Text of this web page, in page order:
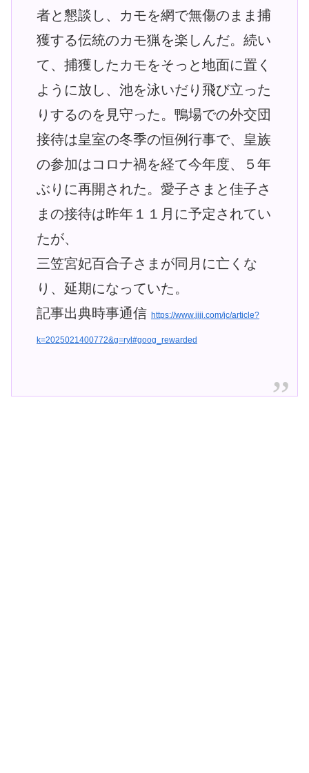
者と懇談し、カモを網で無傷のまま捕
獲する伝統のカモ猟を楽しんだ。続い
て、捕獲したカモをそっと地面に置く
ように放し、池を泳いだり飛び立った
りするのを見守った。鴨場での外交団
接待は皇室の冬季の恒例行事で、皇族
の参加はコロナ禍を経て今年度、５年
ぶりに再開された。愛子さまと佳子さ
まの接待は昨年１１月に予定されてい
たが、
三笠宮妃百合子さまが同月に亡くな
り、延期になっていた。
記事出典時事通信 https://www.jiji.com/jc/article?
k=2025021400772&g=ryl#goog_rewarded